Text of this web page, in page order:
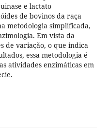
e lactato
de bovinos da raça
metodologia simplificada,
Em vista da
de variação, o que indica
essa metodologia é
atividades enzimáticas em